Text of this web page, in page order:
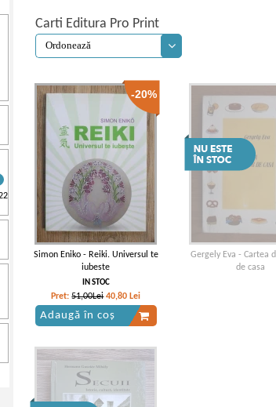
Carti Editura Pro Print
-20%
Simon Eniko - Reiki. Universul te
iubeste
IN STOC
Pret:51,00Lei 40,80 Lei
Adaugă în coș
Gergely Eva - Cartea
de casa